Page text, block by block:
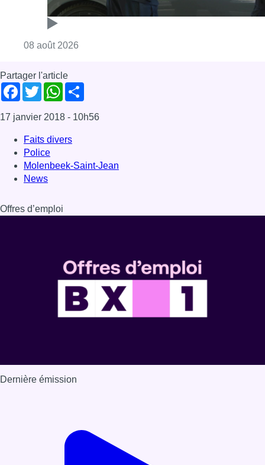
08 août 2026
Partager l'article
Facebook
TwitterWhatsApp
17 janvier 2018 - 10h56
Faits divers
Police
Molenbeek-Saint-Jean
News
Offres d’emploi
Dernière émission